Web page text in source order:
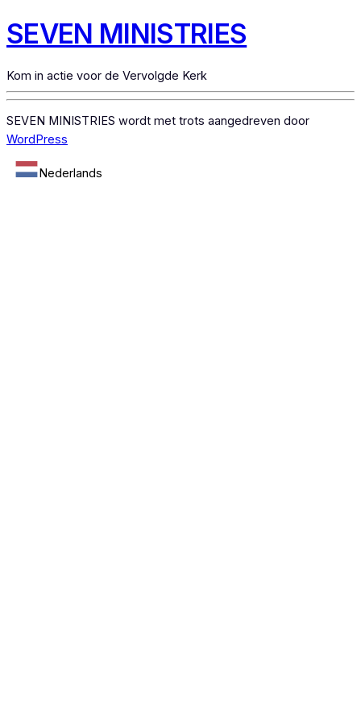
SEVEN MINISTRIES
Kom in actie voor de Vervolgde Kerk
SEVEN MINISTRIES wordt met trots aangedreven door
WordPress
Nederlands